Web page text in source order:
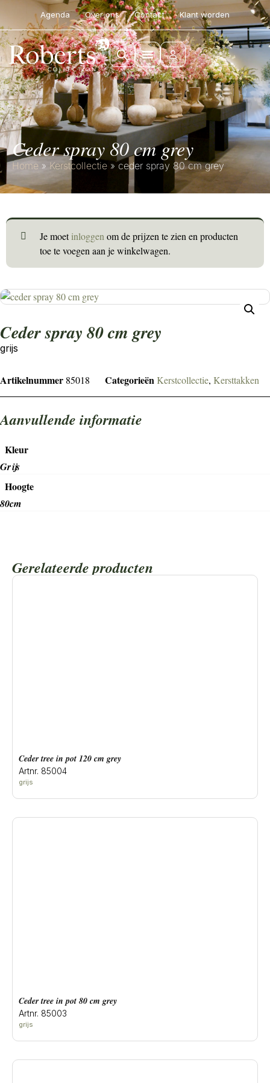
Agenda Over ons Contact Klant worden
ceder spray 80 cm grey
Home » Kerstcollectie »ceder spray 80 cm grey
Je moetinloggen om de prijzen te zien en producten
toe te voegen aan je winkelwagen.
ceder spray 80 cm grey
grijs
Artikelnummer 85018 CategorieënKerstcollectie, Kersttakken
Aanvullende informatie
Kleur
Grijs
Hoogte
80cm
Gerelateerde producten
ceder tree in pot 120 cm grey
Artnr. 85004
grijs
ceder tree in pot 80 cm grey
Artnr. 85003
grijs